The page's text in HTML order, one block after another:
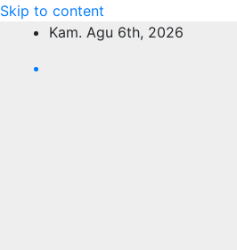
Skip to content
Kam. Agu 6th, 2026